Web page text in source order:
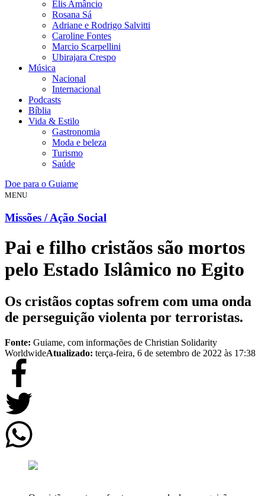
Elis Amâncio
Rosana Sá
Adriane e Rodrigo Salvitti
Caroline Fontes
Marcio Scarpellini
Ubirajara Crespo
Música
Nacional
Internacional
Podcasts
Bíblia
Vida & Estilo
Gastronomia
Moda e beleza
Turismo
Saúde
Doe para o Guiame
MENU
Missões / Ação Social
Pai e filho cristãos são mortos
pelo Estado Islâmico no Egito
Os cristãos coptas sofrem com uma onda
de perseguição violenta por terroristas.
Fonte: Guiame, com informações de Christian Solidarity
WorldwideAtualizado: terça-feira, 6 de setembro de 2022 às 17:38